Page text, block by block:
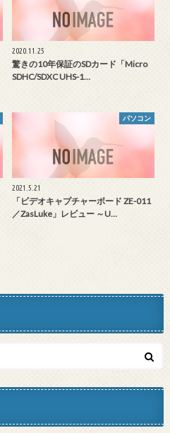
2020.11.25
驚きの10年保証のSDカード「Micro
SDHC/SDXC UHS-1…
パソコン
2021.5.21
「ビデオキャプチャーボード ZE-011
／ZasLuke」レビュー ～U…